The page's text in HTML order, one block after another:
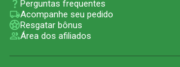
Perguntas frequentes
Acompanhe seu pedido
Resgatar bônus
Área dos afiliados